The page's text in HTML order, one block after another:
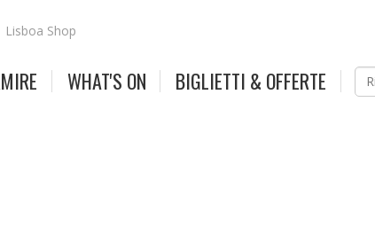
Lisboa Shop
WHAT'S ON BIGLIETTI & OFFERTE